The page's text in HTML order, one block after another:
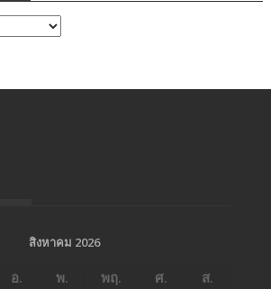
สิงหาคม 2026
อ. พ. พฤ. ศ.
ส.